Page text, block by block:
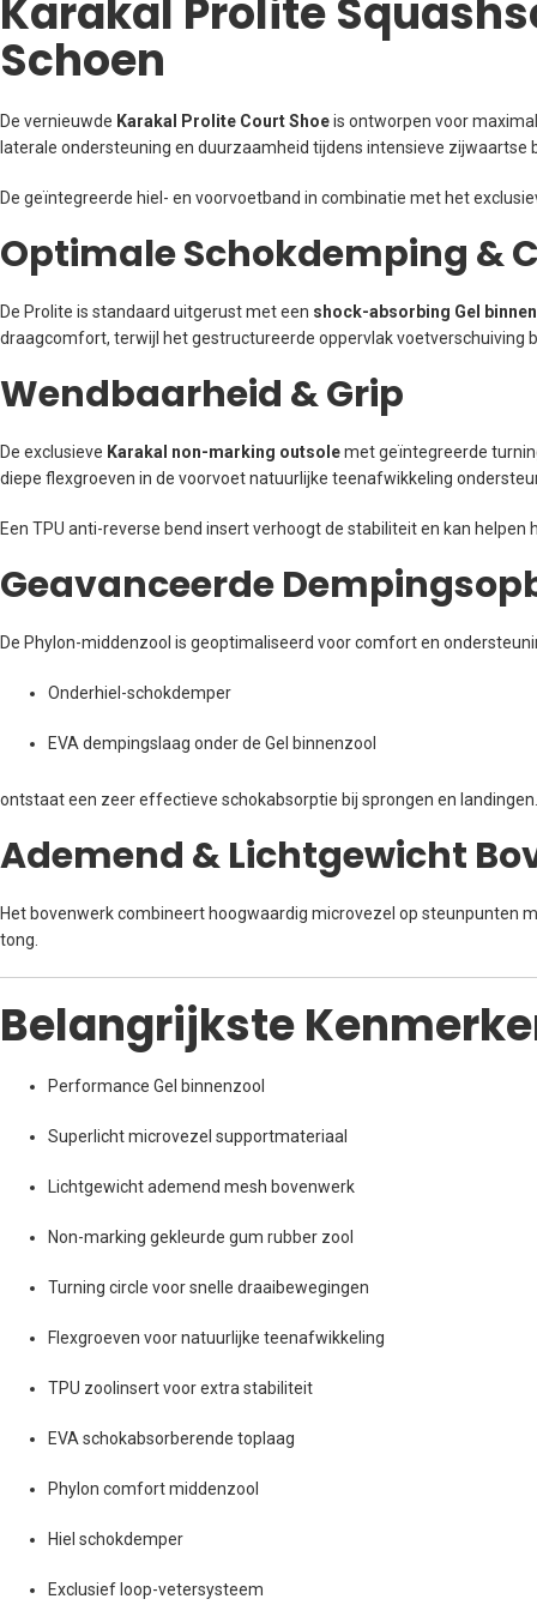
Karakal Prolite
Schoen
De vernieuwde Karakal Prolite Court Shoeis ontworpen voor
laterale ondersteuning en duurzaamheid tijdens intensieve zijwaartse
De geïntegreerde hiel- en voorvoetband in combinatie met het
Optimale Schokdemping &
De Prolite is standaard uitgerust met een shock-absorbing Gel
draagcomfort, terwijl het gestructureerde oppervlak voetverschuiving
Wendbaarheid & Grip
De exclusieve Karakal non-marking outsolemet geïntegreerde
diepe flexgroeven in de voorvoet natuurlijke teenafwikkeling
Een TPU anti-reverse bend insert verhoogt de stabiliteit en kan
Geavanceerde
De Phylon-middenzool is geoptimaliseerd voor comfort en
Onderhiel-schokdemper
EVA dempingslaag onder de Gel binnenzool
ontstaat een zeer effectieve schokabsorptie bij sprongen en landingen.
Ademend & Lichtgewicht
Het bovenwerk combineert hoogwaardig microvezel op steunpunten
tong.
Belangrijkste
Performance Gel binnenzool
Superlicht microvezel supportmateriaal
Lichtgewicht ademend mesh bovenwerk
Non-marking gekleurde gum rubber zool
Turning circle voor snelle draaibewegingen
Flexgroeven voor natuurlijke teenafwikkeling
TPU zoolinsert voor extra stabiliteit
EVA schokabsorberende toplaag
Phylon comfort middenzool
Hiel schokdemper
Exclusief loop-vetersysteem